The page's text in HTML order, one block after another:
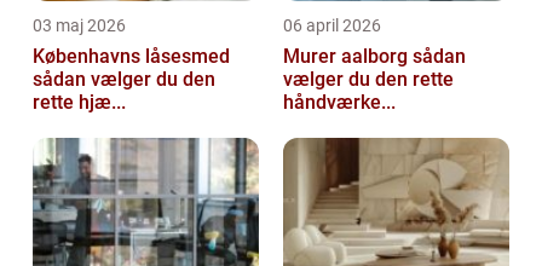
03 maj 2026
Københavns låsesmed
sådan vælger du den
rette hjæ...
06 april 2026
Murer aalborg sådan
vælger du den rette
håndværke...